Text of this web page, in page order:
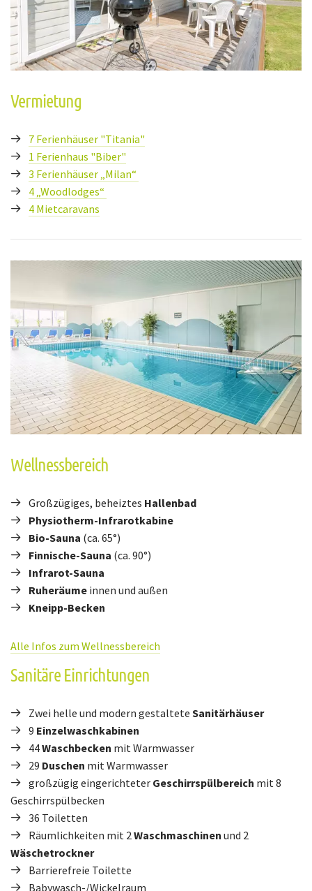
Vermietung
7 Ferienhäuser "Titania"
1 Ferienhaus "Biber"
3 Ferienhäuser „Milan“
4 „Woodlodges“
4 Mietcaravans
Wellnessbereich
Großzügiges, beheiztes Hallenbad
Physiotherm-Infrarotkabine
Bio-Sauna (ca. 65°)
Finnische-Sauna (ca. 90°)
Infrarot-Sauna
Ruheräume innen und außen
Kneipp-Becken
Alle Infos zum Wellnessbereich
Sanitäre Einrichtungen
Zwei helle und modern gestaltete Sanitärhäuser
9 Einzelwaschkabinen
44Waschbecken mit Warmwasser
29 Duschen mit Warmwasser
großzügig eingerichteter Geschirrspülbereich mit 8
Geschirrspülbecken
36 Toiletten
Räumlichkeiten mit 2Waschmaschinen und 2
Wäschetrockner
Barrierefreie Toilette
Babywasch-/Wickelraum